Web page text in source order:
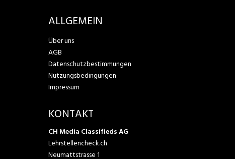
ALLGEMEIN
Über uns
AGB
Datenschutzbestimmungen
Nutzungsbedingungen
Impressum
KONTAKT
CH Media Classifieds AG
Lehrstellencheck.ch
Neumattstrasse 1